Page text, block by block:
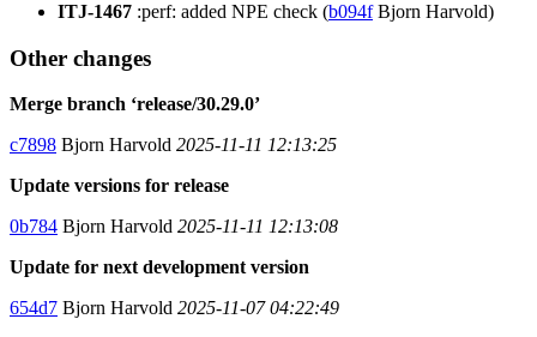
ITJ-1467 :perf: added NPE check (b094fBjorn Harvold)
Other changes
Merge branch ‘release/30.29.0’
c7898 Bjorn Harvold 2025-11-11 12:13:25
Update versions for release
0b784 Bjorn Harvold 2025-11-11 12:13:08
Update for next development version
654d7 Bjorn Harvold 2025-11-07 04:22:49